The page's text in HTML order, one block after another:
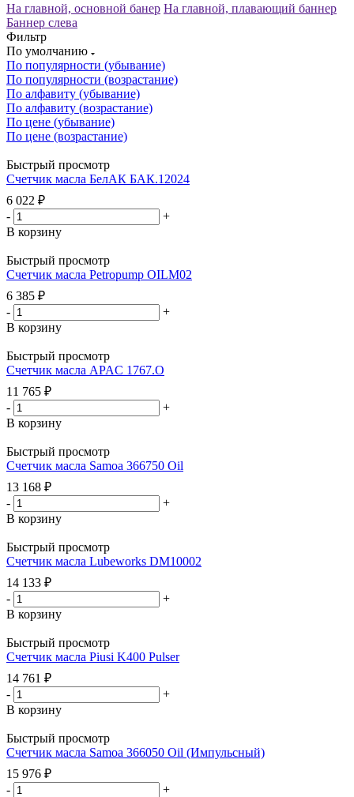
На главной, основной банер На главной, плавающий баннер
Баннер слева
Фильтр
По умолчанию
По популярности (убывание)
По популярности (возрастание)
По алфавиту (убывание)
По алфавиту (возрастание)
По цене (убывание)
По цене (возрастание)
Быстрый просмотр
Счетчик масла БелАК БАК.12024
6 022 ₽
-
+
В корзину
Быстрый просмотр
Счетчик масла Petropump OILM02
6 385 ₽
-
+
В корзину
Быстрый просмотр
Счетчик масла APAC 1767.O
11 765 ₽
-
+
В корзину
Быстрый просмотр
Счетчик масла Samoa 366750 Oil
13 168 ₽
-
+
В корзину
Быстрый просмотр
Счетчик масла Lubeworks DM10002
14 133 ₽
-
+
В корзину
Быстрый просмотр
Счетчик масла Piusi K400 Pulser
14 761 ₽
-
+
В корзину
Быстрый просмотр
Счетчик масла Samoa 366050 Oil (Импульсный)
15 976 ₽
-
+